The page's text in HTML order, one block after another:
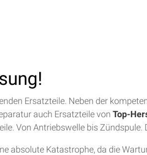
Ersatzteile. Neben der
auch Ersatzteile von Top-
Von Antriebswelle bis
absolute Katastrophe, da die